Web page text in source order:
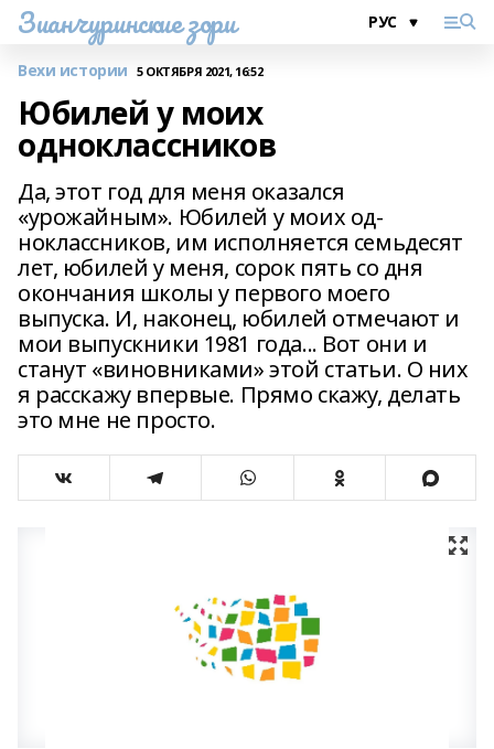
Зианчуринские зори
Вехи истории 5 ОКТЯБРЯ 2021, 16:52
Юбилей у моих
одноклассников
Да, этот год для меня оказался
«урожайным». Юбилей у моих од-
ноклассников, им исполняется семьдесят
лет, юбилей у меня, сорок пять со дня
окончания школы у первого моего
выпуска. И, наконец, юбилей отмечают и
мои выпускники 1981 года... Вот они и
станут «виновниками» этой статьи. О них
я расскажу впервые. Прямо скажу, делать
это мне не просто.